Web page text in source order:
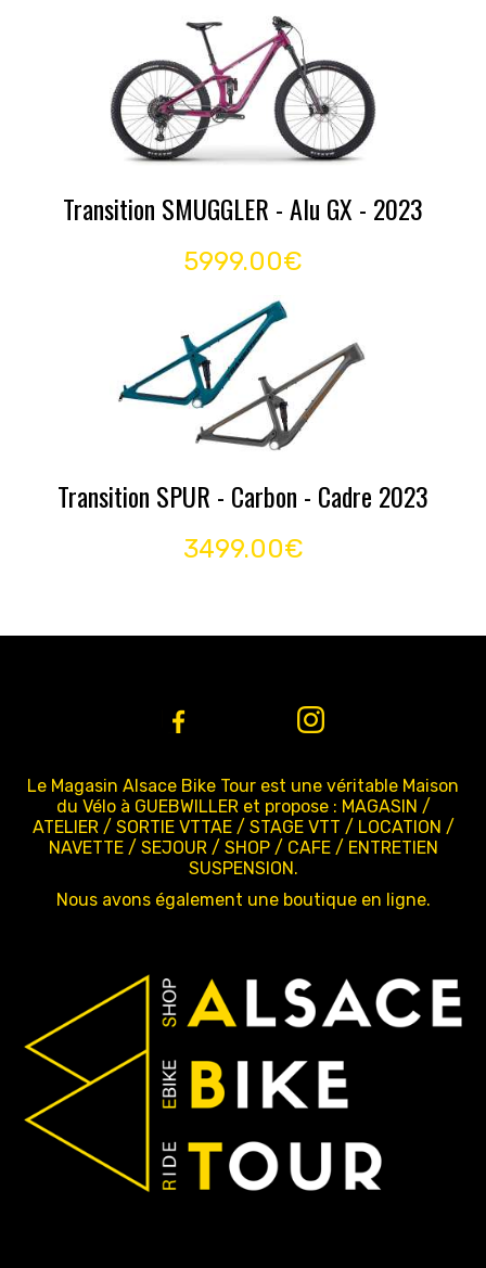
Transition SMUGGLER - Alu GX - 2023
5999.00€
Transition SPUR - Carbon - Cadre 2023
3499.00€
Le Magasin Alsace Bike Tour est une véritable Maison
du Vélo à GUEBWILLER et propose : MAGASIN /
ATELIER / SORTIE VTTAE / STAGE VTT / LOCATION /
NAVETTE / SEJOUR / SHOP / CAFE / ENTRETIEN
SUSPENSION.
Nous avons également une boutique en ligne.